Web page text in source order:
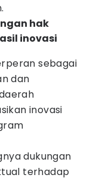
hak
inovasi
sebagai
dan
inovasi
dukungan
terhadap